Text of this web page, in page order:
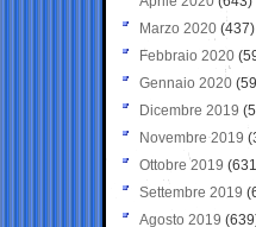
Marzo 2020 (437)
Febbraio 2020
Gennaio 2020
Dicembre 2019
Novembre 2019
Ottobre 2019
Settembre 2019
Agosto 2019